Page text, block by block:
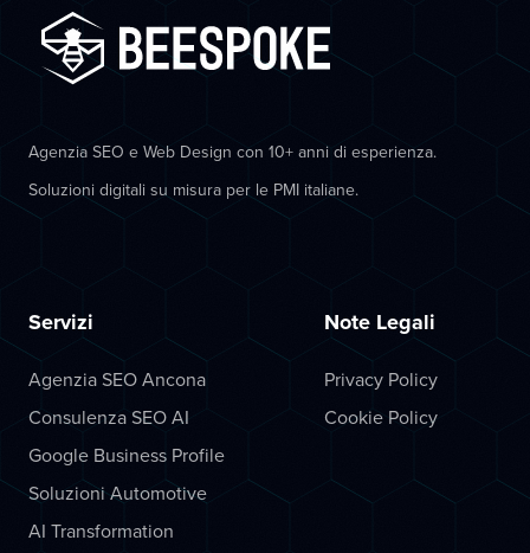
Agenzia SEO e Web Design con 10+ anni di esperienza.
Soluzioni digitali su misura per le PMI italiane.
Servizi
Agenzia SEO Ancona
Consulenza SEO AI
Google Business Profile
Soluzioni Automotive
AI Transformation
Note Legali
Privacy Policy
Cookie Policy